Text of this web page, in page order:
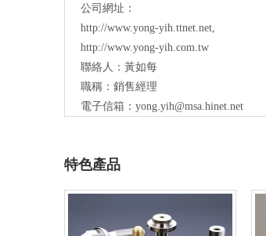
公司網址：
http://www.yong-yih.ttnet.net,
http://www.yong-yih.com.tw
聯絡人：黃如每
職稱：銷售經理
電子信箱： yong.yih@msa.hinet.net
特色產品